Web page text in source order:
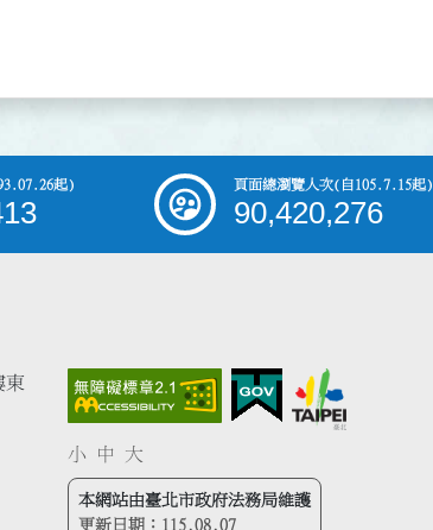
起) 頁面總瀏覽人次(自105.7.15起)
90,420,276
東
小 中 大
本網站由臺北市政府法務局維護
更新日期： 115.08.07